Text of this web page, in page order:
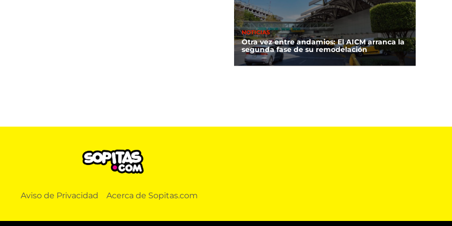
NOTICIAS
Otra vez entre andamios: El AICM arranca la
segunda fase de su remodelación
Aviso de Privacidad Acerca de Sopitas.com